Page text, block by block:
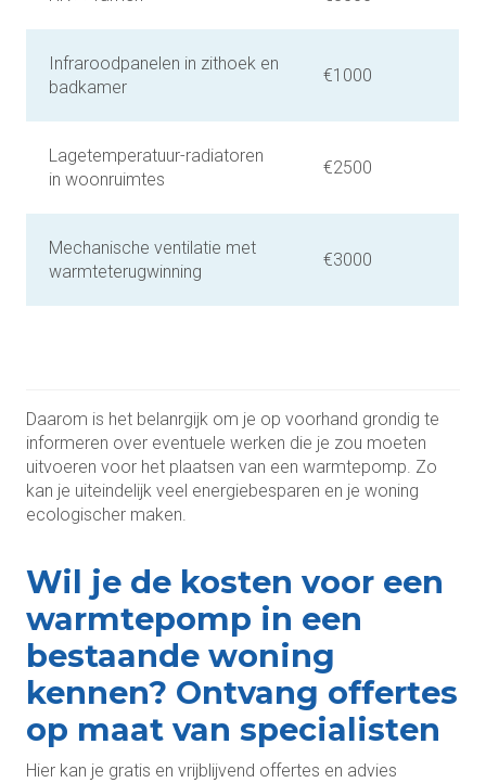
Infraroodpanelen in zithoek en
badkamer
€1000
Lagetemperatuur-radiatoren
in woonruimtes
€2500
Mechanische ventilatie met
warmteterugwinning
€3000
Daarom is het belanrgijk om je op voorhand grondig te
informeren over eventuele werken die je zou moeten
uitvoeren voor het plaatsen van een warmtepomp. Zo
kan je uiteindelijk veel energiebesparen en je woning
ecologischer maken.
Wil je de kosten voor een
warmtepomp in een
bestaande woning
kennen? Ontvang offertes
op maat van specialisten
Hier kan je gratis en vrijblijvend offertes en advies